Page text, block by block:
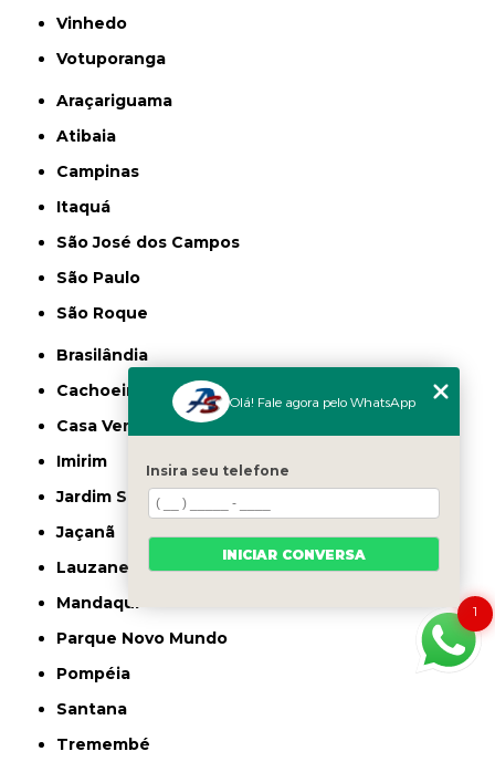
Vinhedo
Votuporanga
Araçariguama
Atibaia
Campinas
Itaquá
São José dos Campos
São Paulo
São Roque
Brasilândia
Cachoeirinha
Casa Verde
Imirim
Jardim São Paulo
Jaçanã
Lauzane Paulista
Mandaqui
Parque Novo Mundo
Pompéia
Santana
Tremembé
1
Olá! Fale agora pelo WhatsApp
Insira seu telefone
INICIAR CONVERSA